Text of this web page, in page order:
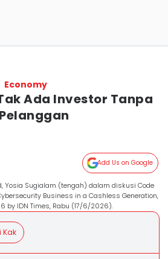
Economy
Ada Investor Tanpa
Add Us on Google
Yosia Sugialam (tengah) dalam diskusi Code
Business in a Cashless Generation,
by IDN Times, Rabu (17/6/2026).
Kak